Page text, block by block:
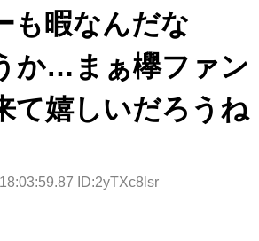
きた。】
も暇なんだな
か…まぁ欅ファン
て嬉しいだろうね
ID:2yTXc8lsr